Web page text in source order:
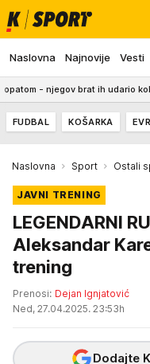
Naslovna Najnovije Vesti
- njegov brat ih udario kolima!
FUDBAL KOŠARKA
Naslovna Sport Ostali
JAVNI TRENING
LEGENDARNI
Aleksandar
trening
Prenosi: Dejan Ignjatović
Ned, 27.04.2025. 23:53h
Dodajte